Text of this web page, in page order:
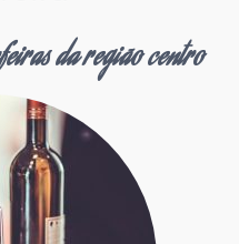
da região centro